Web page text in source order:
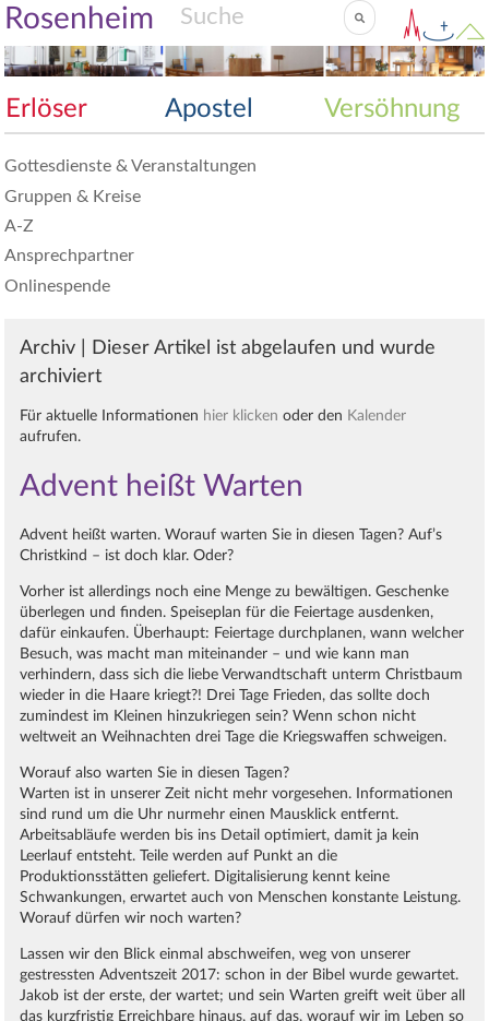
Rosenheim
Erlöser Apostel Versöhnung
Gottesdienste & Veranstaltungen
Gruppen & Kreise
A-Z
Ansprechpartner
Onlinespende
Archiv | Dieser Artikel ist abgelaufen und wurde
archiviert
Für aktuelle Informationen hier klicken oder den Kalender
aufrufen.
Advent heißt Warten
Advent heißt warten. Worauf warten Sie in diesen Tagen? Auf’s
Christkind – ist doch klar. Oder?
Vorher ist allerdings noch eine Menge zu bewältigen. Geschenke
überlegen und finden. Speiseplan für die Feiertage ausdenken,
dafür einkaufen. Überhaupt: Feiertage durchplanen, wann welcher
Besuch, was macht man miteinander – und wie kann man
verhindern, dass sich die liebe Verwandtschaft unterm Christbaum
wieder in die Haare kriegt?! Drei Tage Frieden, das sollte doch
zumindest im Kleinen hinzukriegen sein? Wenn schon nicht
weltweit an Weihnachten drei Tage die Kriegswaffen schweigen.
Worauf also warten Sie in diesen Tagen?
Warten ist in unserer Zeit nicht mehr vorgesehen. Informationen
sind rund um die Uhr nurmehr einen Mausklick entfernt.
Arbeitsabläufe werden bis ins Detail optimiert, damit ja kein
Leerlauf entsteht. Teile werden auf Punkt an die
Produktionsstätten geliefert. Digitalisierung kennt keine
Schwankungen, erwartet auch von Menschen konstante Leistung.
Worauf dürfen wir noch warten?
Lassen wir den Blick einmal abschweifen, weg von unserer
gestressten Adventszeit 2017: schon in der Bibel wurde gewartet.
Jakob ist der erste, der wartet; und sein Warten greift weit über all
das kurzfristig Erreichbare hinaus, auf das, worauf wir im Leben so